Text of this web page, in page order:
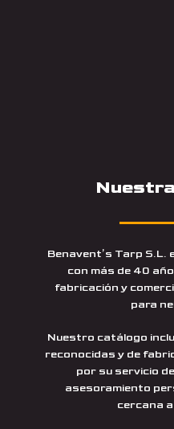
Benavent’s Tarp S.L.
con más de 40
fabricación y
para
Nuestro catálogo
reconocidas y de
por su servicio
asesoramiento
cercana